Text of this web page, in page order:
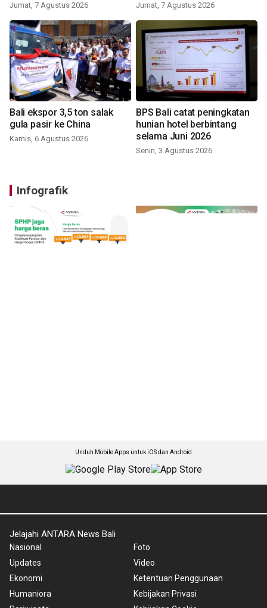
Jumat, 7 Agustus 2026 Jumat, 7 Agustus 2026
Bali ekspor 3,5 ton salak
gula pasir ke China
Kamis, 6 Agustus 2026
BPS Bali catat peningkatan
hunian hotel berbintang
selama Juni 2026
Senin, 3 Agustus 2026
Infografik
Unduh Mobile Apps untuk iOS dan Android
Jelajahi ANTARA News Bali
Nasional
Updates
Ekonomi
Humaniora
Foto
Video
Ketentuan Penggunaan
Kebijakan Privasi